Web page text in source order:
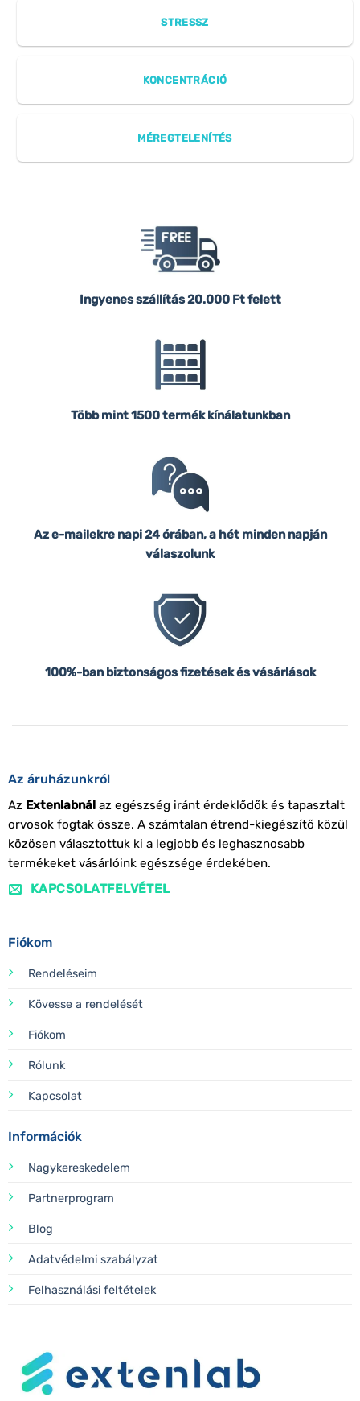
STRESSZ
KONCENTRÁCIÓ
MÉREGTELENÍTÉS
Ingyenes szállítás20.000 Ft felett
Több mint 1500 termék kínálatunkban
Az e-mailekre napi 24 órában, a hét minden napján
válaszolunk
100%-ban biztonságos fizetések és vásárlások
Az áruházunkról
Az Extenlabnálaz egészség iránt érdeklődők és tapasztalt
orvosok fogtak össze. A számtalan étrend-kiegészítő közül
közösen választottuk ki a legjobb és leghasznosabb
termékeket vásárlóink egészsége érdekében.
KAPCSOLATFELVÉTEL
Fiókom
Rendeléseim
Kövesse a rendelését
Fiókom
Rólunk
Kapcsolat
Információk
Nagykereskedelem
Partnerprogram
Blog
Adatvédelmi szabályzat
Felhasználási feltételek